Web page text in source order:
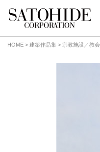
HOME > 建築作品集 > 宗教施設／教会